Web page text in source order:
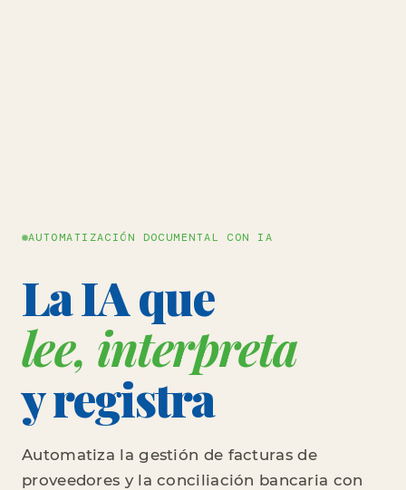
AUTOMATIZACIÓN DOCUMENTAL CON IA
La IA que
lee, interpreta
y registra
Automatiza la gestión de facturas de
proveedores y la conciliación bancaria con